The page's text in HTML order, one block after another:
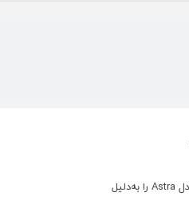
OpenAI توسعه مدل Astra را به‌دلیل